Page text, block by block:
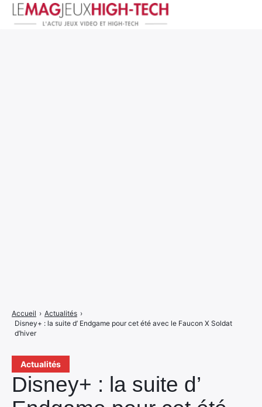
Actualités
Disney+ : la suite d’
Accueil › Actualités ›
Disney+ : la suite d’ Endgame pour cet été avec le Faucon X Soldat
d’hiver